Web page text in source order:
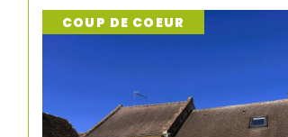
PRIX EN BAISSE